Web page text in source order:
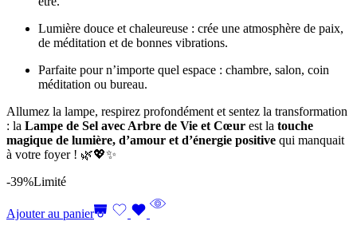
Lumière douce et chaleureuse : crée une atmosphère de paix,
de méditation et de bonnes vibrations.
Parfaite pour n’importe quel espace : chambre, salon, coin
méditation ou bureau.
Allumez la lampe, respirez profondément et sentez la transformation
: la Lampe de Sel avec Arbre de Vie et Cœur est la touche
magique de lumière, d’amour et d’énergie positive qui manquait
à votre foyer ! 🌿💖✨
-39%Limité
Ajouter au panier